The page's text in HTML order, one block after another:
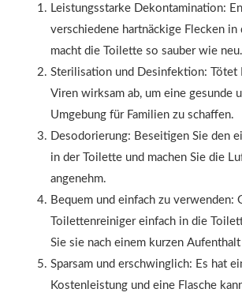
Leistungsstarke Dekontamination:
verschiedene hartnäckige Flecken in
macht die Toilette so sauber wie neu.
Sterilisation und Desinfektion: Tötet
Viren wirksam ab, um eine gesunde
Umgebung für Familien zu schaffen.
Desodorierung: Beseitigen Sie den
in der Toilette und machen Sie die
angenehm.
Bequem und einfach zu verwenden:
Toilettenreiniger einfach in die
Sie sie nach einem kurzen
Sparsam und erschwinglich: Es hat
Kostenleistung und eine Flasche